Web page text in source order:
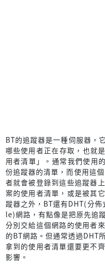
BT的追蹤器是一種伺服器，
哪些使用者正在存取，也就
用者清單」。通常我們使用
份追蹤器的清單，而使用這
者就會被登錄到這些追蹤器
案的使用者清單，或是被其
蹤器之外，BT還有DHT(分
le)網路，有點像是把原先追
分別交給這個網路的使用者
的BT網路。但通常透過DHT
拿到的使用者清單還要更不
影響。